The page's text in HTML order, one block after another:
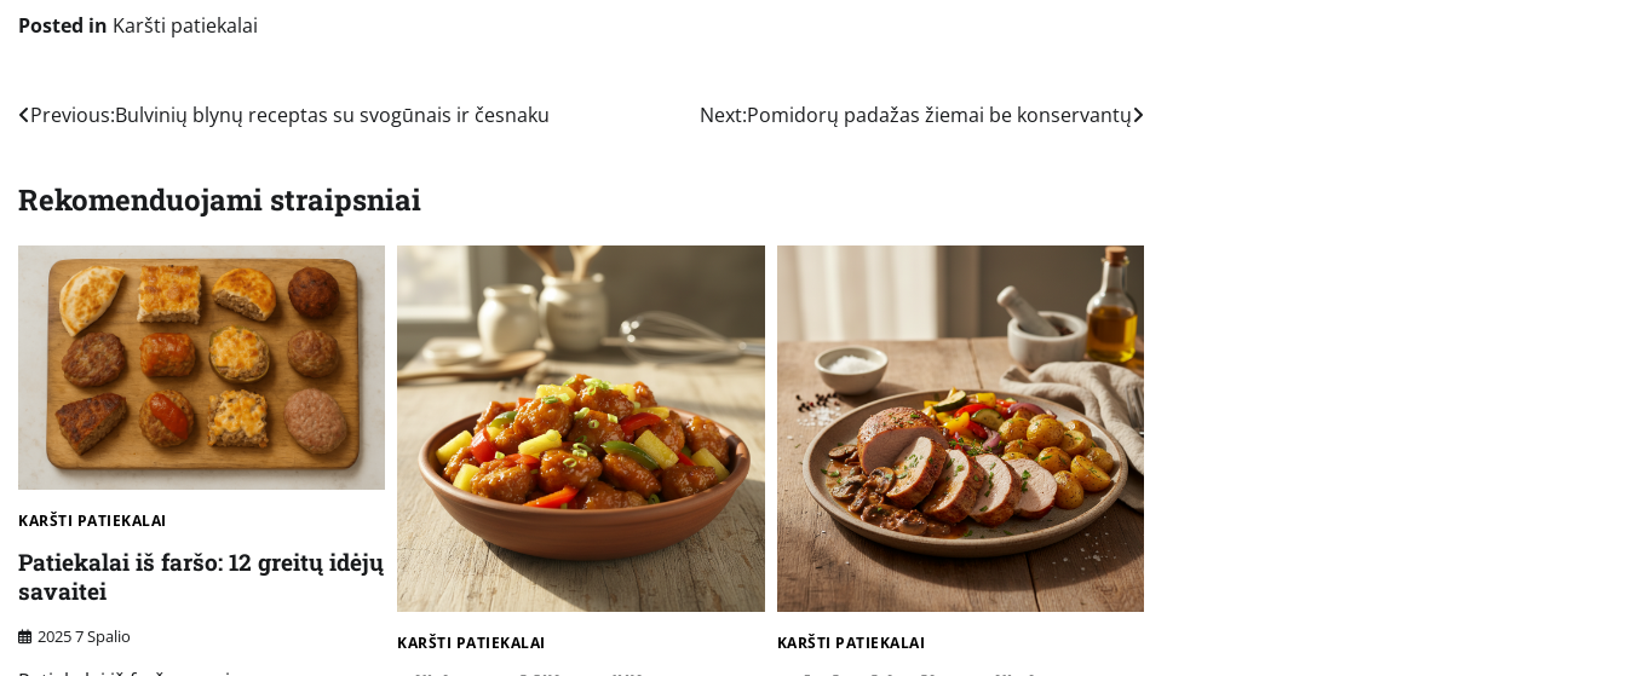
Posted in Karšti patiekalai
Navigacija
įrašų
Previous:Bulvinių blynų receptas su svogūnais ir česnaku Next:Pomidorų padažas žiemai be konservantų
Rekomenduojami straipsniai
KARŠTI PATIEKALAI
Patiekalai iš faršo: 12 greitų idėjų
savaitei
2025 7 Spalio KARŠTI PATIEKALAI KARŠTI PATIEKALAI